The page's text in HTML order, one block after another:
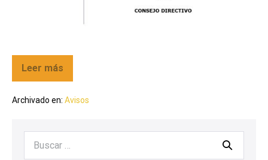
Leer más
Archivado en: Avisos